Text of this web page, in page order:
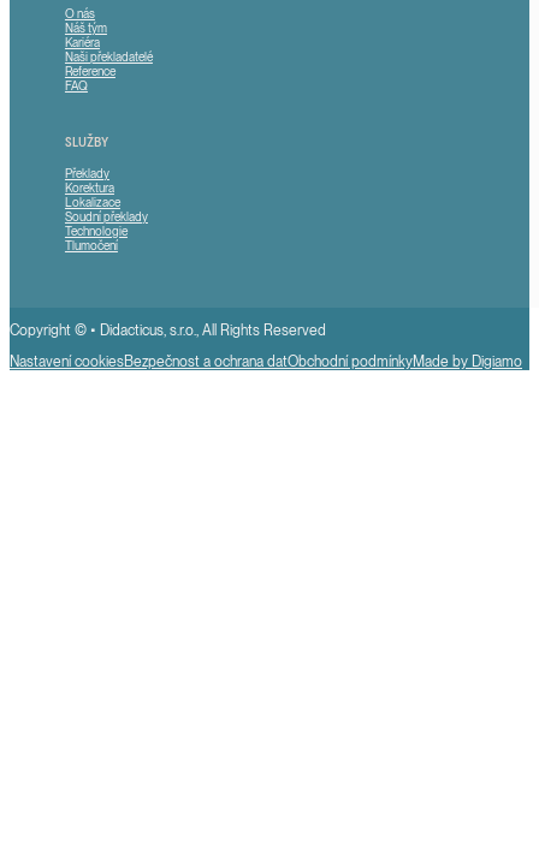
O nás
Náš tým
Kariéra
Naši překladatelé
Reference
FAQ
SLUŽBY
Překlady
Korektura
Lokalizace
Soudní překlady
Technologie
Tlumočení
Copyright © • Didacticus, s.r.o., All Rights Reserved
Nastavení cookiesBezpečnost a ochrana datObchodní podmínkyMade by Digiamo